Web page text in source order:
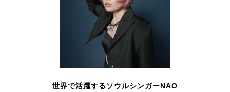
世界で活躍するソウルシンガーNAO